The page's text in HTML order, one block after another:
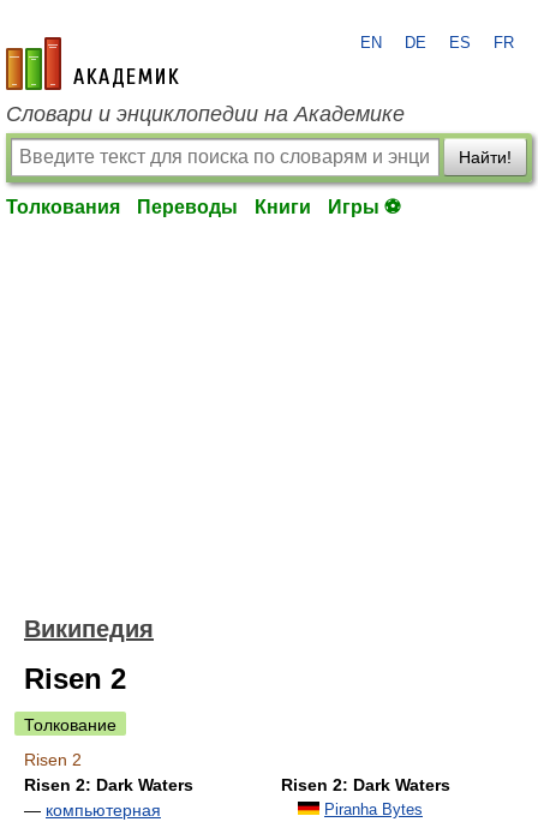
academic.ru
EN DE ES FR
Словари и энциклопедии на Академике
Найти!
Толкования Переводы Книги Игры ⚽
Википедия
Risen 2
Толкование
Risen 2
Risen 2: Dark Waters
Piranha Bytes
Risen 2: Dark Waters
— компьютерная